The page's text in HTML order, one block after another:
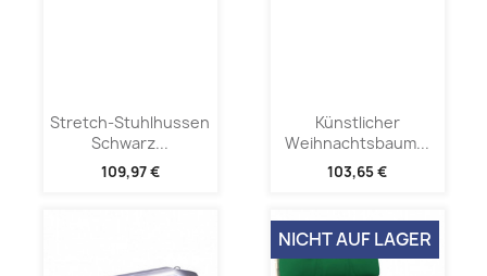
Stretch-Stuhlhussen
Schwarz...
109,97 €
Künstlicher
Weihnachtsbaum...
103,65 €
NICHT AUF LAGER